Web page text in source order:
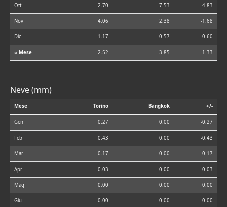
Ott 2.70 7.53 4.83
Nov 4.06 2.38 -1.68
Dic 1.17 0.57 -0.60
⌀ Mese 2.52 3.85 1.33
Neve (mm)
Mese Torino Bangkok +/-
Gen 0.27 0.00 -0.27
Feb 0.43 0.00 -0.43
Mar 0.17 0.00 -0.17
Apr 0.03 0.00 -0.03
Mag 0.00 0.00 0.00
Giu 0.00 0.00 0.00